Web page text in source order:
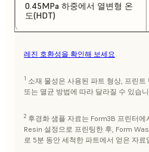
0.45MPa 하중에서 열변형 온
도(HDT)
레진 호환성을 확인해 보세요
1 소재 물성은 사용된 파트 형상, 프린
또는 멸균 방법에 따라 달라질 수 있습
2 후경화 샘플 자료는 Form3B 프린터
Resin 설정으로 프린팅한 후, Form
로 5분 동안 세척한 파트에서 얻은 자료